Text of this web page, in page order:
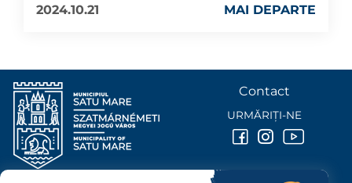
2024.10.21 MAI DEPARTE
Contact
URMĂRIȚI-NE